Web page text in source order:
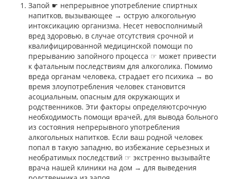
Запой ☛ непрерывное употребление спиртных
напитков, вызывающее → острую алкогольную
интоксикацию организма. Несет невосполнимый
вред здоровью, в случае отсутствия срочной и
квалифицированной медицинской помощи по
прерыванию запойного процесса ☞ может привести
к фатальным последствиям для алкоголика. Помимо
вреда органам человека, страдает его психика → во
время злоупотребления человек становится
асоциальным, опасным для окружающих и
родственников. Эти факторы определяютсрочную
необходимость помощи врачей, для вывода больного
из состояния непрерывного употребления
алкогольных напитков. Если ваш родной человек
попал в такую западню, во избежание серьезных и
необратимых последствий ☞ экстренно вызывайте
врача нашей клиники на дом → для выведения